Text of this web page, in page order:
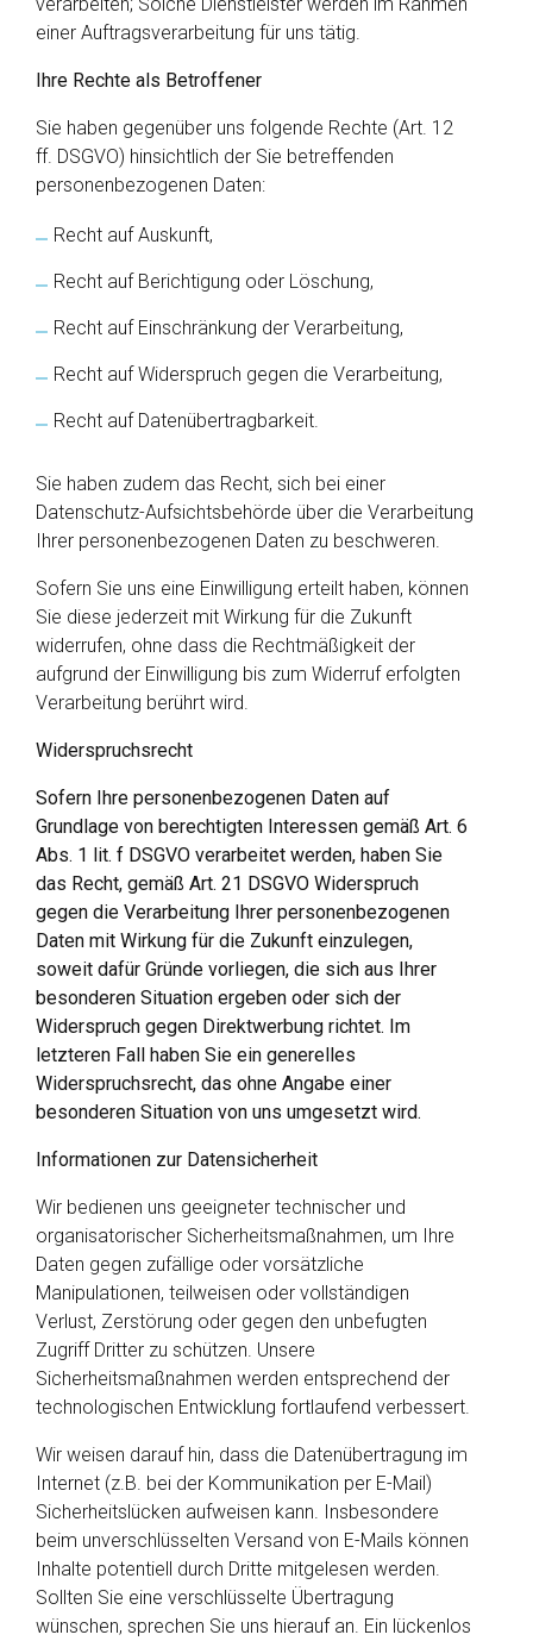
einer Auftragsverarbeitung für uns tätig.
Ihre Rechte als Betroffener
Sie haben gegenüber uns folgende Rechte (Art. 12
ff. DSGVO) hinsichtlich der Sie betreffenden
personenbezogenen Daten:
Recht auf Auskunft,
Recht auf Berichtigung oder Löschung,
Recht auf Einschränkung der Verarbeitung,
Recht auf Widerspruch gegen die Verarbeitung,
Recht auf Datenübertragbarkeit.
Sie haben zudem das Recht, sich bei einer
Datenschutz-Aufsichtsbehörde über die Verarbeitung
Ihrer personenbezogenen Daten zu beschweren.
Sofern Sie uns eine Einwilligung erteilt haben, können
Sie diese jederzeit mit Wirkung für die Zukunft
widerrufen, ohne dass die Rechtmäßigkeit der
aufgrund der Einwilligung bis zum Widerruf erfolgten
Verarbeitung berührt wird.
Widerspruchsrecht
Sofern Ihre personenbezogenen Daten auf
Grundlage von berechtigten Interessen gemäß Art. 6
Abs. 1 lit. f DSGVO verarbeitet werden, haben Sie
das Recht, gemäß Art. 21 DSGVO Widerspruch
gegen die Verarbeitung Ihrer personenbezogenen
Daten mit Wirkung für die Zukunft einzulegen,
soweit dafür Gründe vorliegen, die sich aus Ihrer
besonderen Situation ergeben oder sich der
Widerspruch gegen Direktwerbung richtet. Im
letzteren Fall haben Sie ein generelles
Widerspruchsrecht, das ohne Angabe einer
besonderen Situation von uns umgesetzt wird.
Informationen zur Datensicherheit
Wir bedienen uns geeigneter technischer und
organisatorischer Sicherheitsmaßnahmen, um Ihre
Daten gegen zufällige oder vorsätzliche
Manipulationen, teilweisen oder vollständigen
Verlust, Zerstörung oder gegen den unbefugten
Zugriff Dritter zu schützen. Unsere
Sicherheitsmaßnahmen werden entsprechend der
technologischen Entwicklung fortlaufend verbessert.
Wir weisen darauf hin, dass die Datenübertragung im
Internet (z.B. bei der Kommunikation per E-Mail)
Sicherheitslücken aufweisen kann. Insbesondere
beim unverschlüsselten Versand von E-Mails können
Inhalte potentiell durch Dritte mitgelesen werden.
Sollten Sie eine verschlüsselte Übertragung
wünschen, sprechen Sie uns hierauf an. Ein lückenlos